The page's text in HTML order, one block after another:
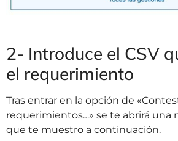
2- Introduce el CSV
el requerimiento
Tras entrar en la opción de
requerimientos…» se te abrirá una
que te muestro a continuación.